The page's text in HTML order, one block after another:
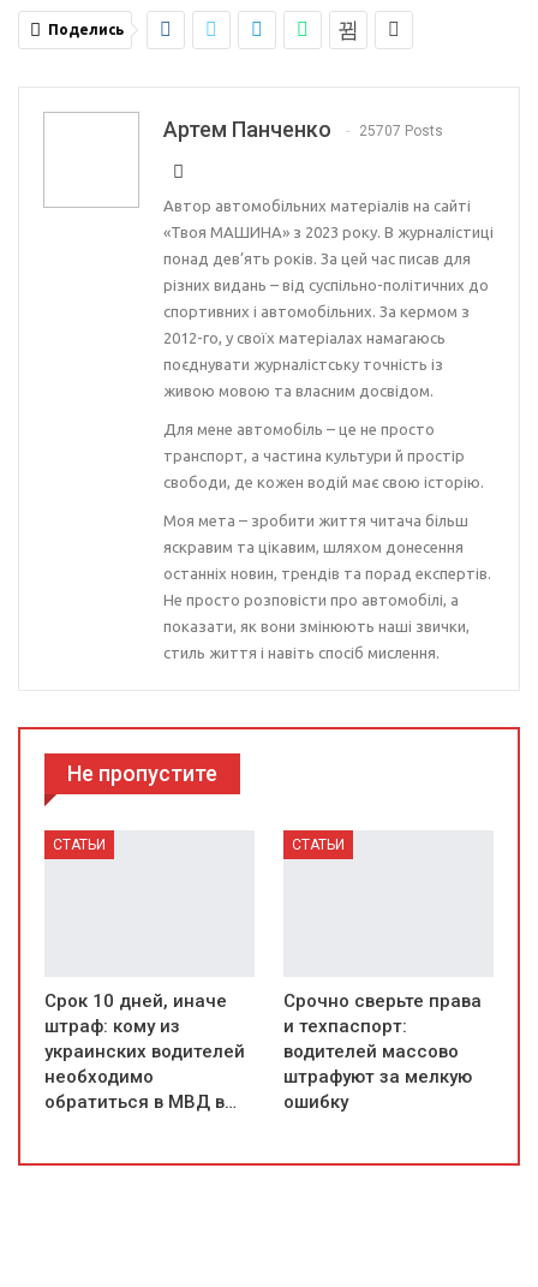
Поделись
Артем Панченко 25707 Posts
Автор автомобільних матеріалів на сайті
«Твоя МАШИНА» з 2023 року. В журналістиці
понад дев’ять років. За цей час писав для
різних видань – від суспільно-політичних до
спортивних і автомобільних. За кермом з
2012-го, у своїх матеріалах намагаюсь
поєднувати журналістську точність із
живою мовою та власним досвідом.
Для мене автомобіль – це не просто
транспорт, а частина культури й простір
свободи, де кожен водій має свою історію.
Моя мета – зробити життя читача більш
яскравим та цікавим, шляхом донесення
останніх новин, трендів та порад експертів.
Не просто розповісти про автомобілі, а
показати, як вони змінюють наші звички,
стиль життя і навіть спосіб мислення.
Не пропустите
СТАТЬИ
Срок 10 дней, иначе
штраф: кому из
украинских водителей
необходимо
обратиться в МВД в…
СТАТЬИ
Срочно сверьте права
и техпаспорт:
водителей массово
штрафуют за мелкую
ошибку